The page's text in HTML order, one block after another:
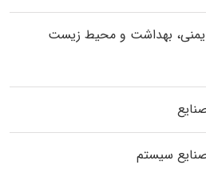
بهداشت و محیط زیست
سیستم